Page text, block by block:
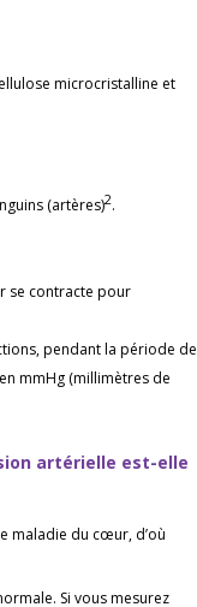
microcristalline et
(artères)2.
se contracte pour
pendant la période de
mmHg (millimètres de
artérielle est-elle
maladie du cœur, d’où
Si vous mesurez